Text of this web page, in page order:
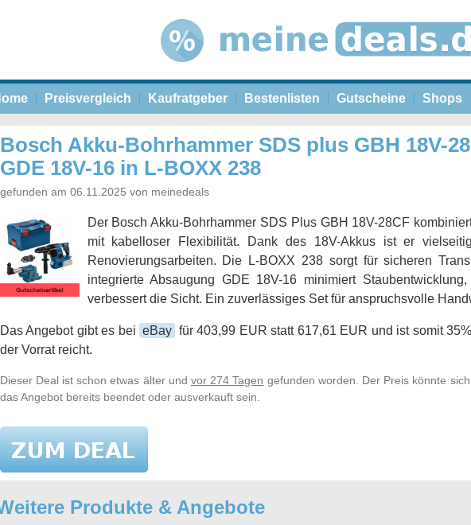
Preisvergleich Kaufratgeber Bestenlisten Gutscheine Shops
Bosch Akku-Bohrhammer SDS plus GBH 18V-
GDE 18V-16 in L-BOXX 238
gefunden am 06.11.2025 von meinedeals
Der Bosch Akku-Bohrhammer SDS Plus GBH 18V-28CF
mit kabelloser Flexibilität. Dank des 18V-Akkus ist er
Renovierungsarbeiten. Die L-BOXX 238 sorgt für sicheren
integrierte Absaugung GDE 18V-16 minimiert
verbessert die Sicht. Ein zuverlässiges Set für anspruchsvolle
Das Angebot gibt es bei eBay für 403,99 EUR statt 617,61 EUR und ist somit
der Vorrat reicht.
Dieser Deal ist schon etwas älter und vor 274 Tagen gefunden worden. Der Preis könnte
das Angebot bereits beendet oder ausverkauft sein.
Produkte & Angebote